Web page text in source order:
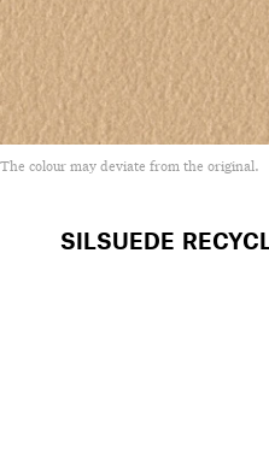
The colour may deviate from the original.
SILSUEDE